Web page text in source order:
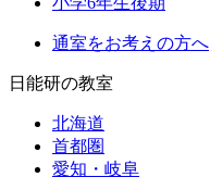
通室をお考えの方へ
日能研の教室
北海道
首都圏
愛知・岐阜